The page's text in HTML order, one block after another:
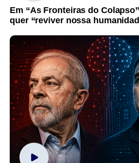
Em “As Fronteiras do
quer “reviver nossa